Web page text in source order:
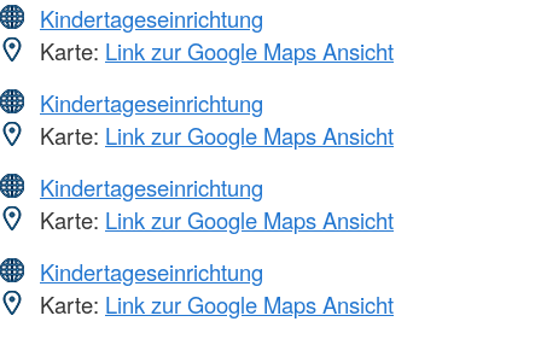
Kindertageseinrichtung
Karte: Link zur Google Maps Ansicht
Kindertageseinrichtung
Karte: Link zur Google Maps Ansicht
Kindertageseinrichtung
Karte: Link zur Google Maps Ansicht
Kindertageseinrichtung
Karte: Link zur Google Maps Ansicht